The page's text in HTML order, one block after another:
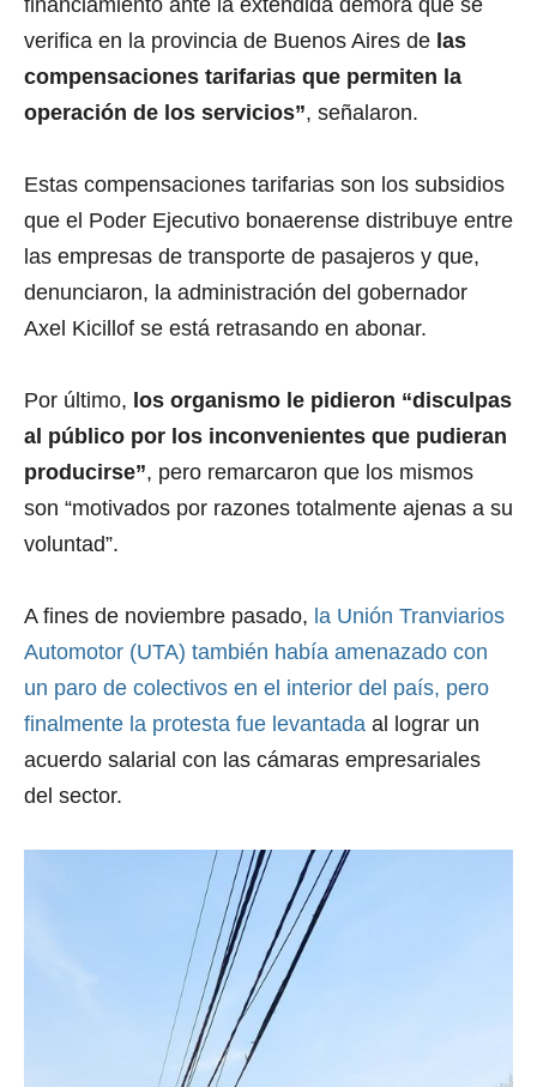
financiamiento ante la extendida demora que se
verifica en la provincia de Buenos Aires de las
compensaciones tarifarias que permiten la
operación de los servicios”, señalaron.
Estas compensaciones tarifarias son los subsidios
que el Poder Ejecutivo bonaerense distribuye entre
las empresas de transporte de pasajeros y que,
denunciaron, la administración del gobernador
Axel Kicillof se está retrasando en abonar.
Por último, los organismo le pidieron “disculpas
al público por los inconvenientes que pudieran
producirse”, pero remarcaron que los mismos
son “motivados por razones totalmente ajenas a su
voluntad”.
A fines de noviembre pasado, la Unión Tranviarios
Automotor (UTA) también había amenazado con
un paro de colectivos en el interior del país, pero
finalmente la protesta fue levantada al lograr un
acuerdo salarial con las cámaras empresariales
del sector.